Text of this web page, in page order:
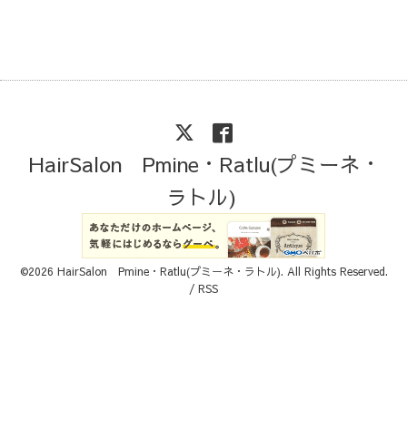
HairSalon Pmine・Ratlu(プミーネ・
ラトル)
©2026 HairSalon Pmine・Ratlu(プミーネ・ラトル). All Rights Reserved.
/ RSS